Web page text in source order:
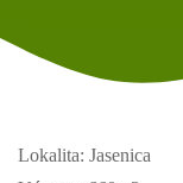
Lokalita: Jasenica